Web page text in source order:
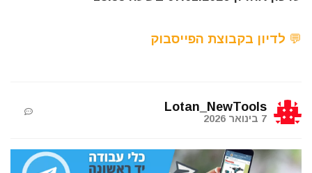
💬 לדיון בקבוצת הפייסבוק
Lotan_NewTools
7 בינואר 2026